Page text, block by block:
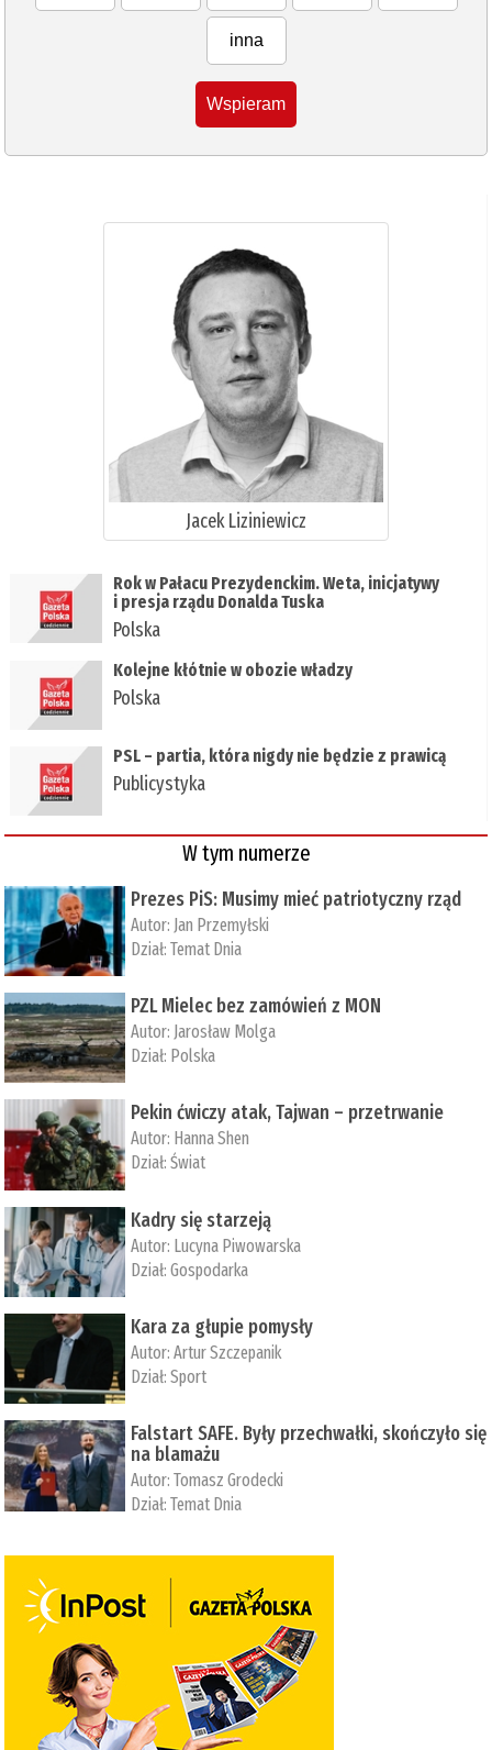
inna
Wspieram
Jacek Liziniewicz
Rok w Pałacu Prezydenckim. Weta, inicjatywy
i presja rządu Donalda Tuska
Polska
Kolejne kłótnie w obozie władzy
Polska
PSL – partia, która nigdy nie będzie z prawicą
Publicystyka
W tym numerze
Prezes PiS: Musimy mieć patriotyczny rząd
Autor: Jan Przemyłski
Dział:Temat Dnia
PZL Mielec bez zamówień z MON
Autor: Jarosław Molga
Dział: Polska
Pekin ćwiczy atak, Tajwan – przetrwanie
Autor: ­Hanna Shen
Dział:Świat
Kadry się starzeją
Autor: Lucyna Piwowarska
Dział:Gospodarka
Kara za głupie pomysły
Autor:Artur Szczepanik
Dział:Sport
Falstart SAFE. Były przechwałki, skończyło się
na blamażu
Autor:Tomasz Grodecki
Dział:Temat Dnia